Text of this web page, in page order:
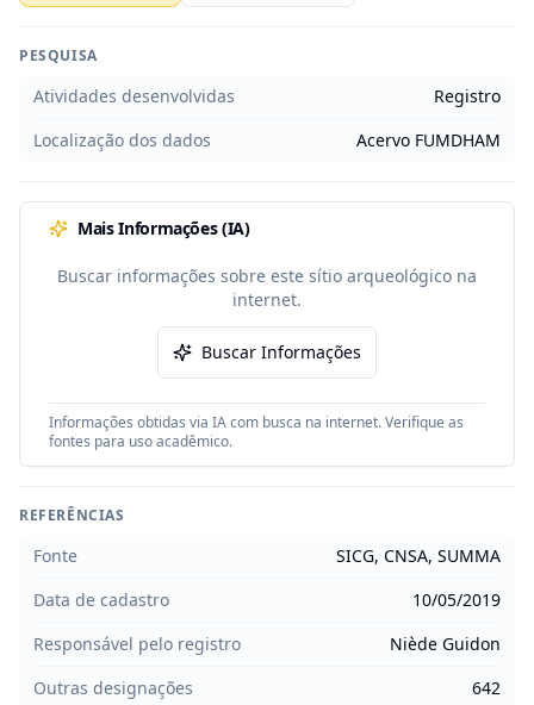
PESQUISA
Atividades desenvolvidas
Registro
Localização dos dados
Acervo FUMDHAM
Mais Informações (IA)
Buscar informações sobre este sítio arqueológico na
internet.
Buscar Informações
Informações obtidas via IA com busca na internet. Verifique as
fontes para uso acadêmico.
REFERÊNCIAS
Fonte
SICG, CNSA, SUMMA
Data de cadastro
10/05/2019
Responsável pelo registro
Niède Guidon
Outras designações
642